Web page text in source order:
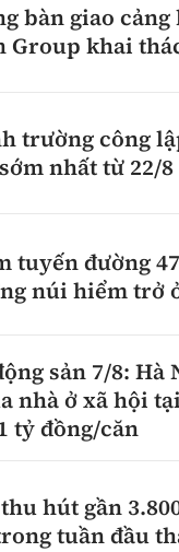
bàn giao
Group khai
trường công
nhất từ 22/8
tuyến đường
núi hiểm trở
sản 7/8: Hà
nhà ở xã hội
tỷ đồng/căn
hút gần
tuần đầu